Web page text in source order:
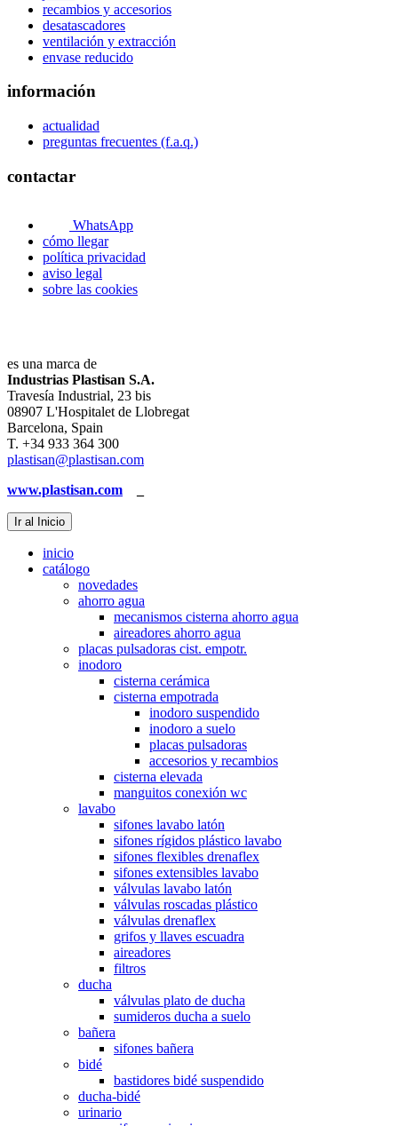
recambios y accesorios
desatascadores
ventilación y extracción
envase reducido
información
actualidad
preguntas frecuentes (f.a.q.)
contactar
WhatsApp
cómo llegar
política privacidad
aviso legal
sobre las cookies
es una marca de
Industrias Plastisan S.A.
Travesía Industrial, 23 bis
08907 L'Hospitalet de Llobregat
Barcelona, Spain
T. +34 933 364 300
plastisan@plastisan.com
www.plastisan.com
Ir al Inicio
inicio
catálogo
novedades
ahorro agua
mecanismos cisterna ahorro agua
aireadores ahorro agua
placas pulsadoras cist. empotr.
inodoro
cisterna cerámica
cisterna empotrada
inodoro suspendido
inodoro a suelo
placas pulsadoras
accesorios y recambios
cisterna elevada
manguitos conexión wc
lavabo
sifones lavabo latón
sifones rígidos plástico lavabo
sifones flexibles drenaflex
sifones extensibles lavabo
válvulas lavabo latón
válvulas roscadas plástico
válvulas drenaflex
grifos y llaves escuadra
aireadores
filtros
ducha
válvulas plato de ducha
sumideros ducha a suelo
bañera
sifones bañera
bidé
bastidores bidé suspendido
ducha-bidé
urinario